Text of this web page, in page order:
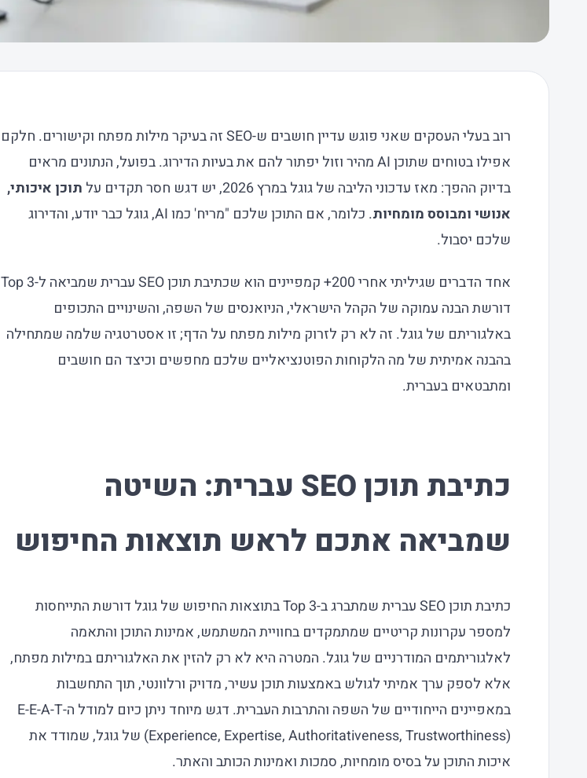
רוב בעלי העסקים שאני פוגש עדיין חושבים ש-SEO זה בעיקר מילות מפתח וקישורים. חלקם
אפילו בטוחים שתוכן AI מהיר וזול יפתור להם את בעיות הדירוג. בפועל, הנתונים מראים
בדיוק ההפך: מאז עדכוני הליבה של גוגל במרץ 2026, יש דגש חסר תקדים על
תוכן איכותי,
אנושי ומבוסס מומחיות
. כלומר, אם התוכן שלכם "מריח' כמו AI, גוגל כבר יודע, והדירוג
שלכם יסבול.
אחד הדברים שגיליתי אחרי 200+ קמפיינים הוא ש
כתיבת תוכן SEO עברית שמביאה ל-Top 3
דורשת הבנה עמוקה של הקהל הישראלי, הניואנסים של השפה, והשינויים התכופים
באלגוריתם של גוגל. זה לא רק לזרוק מילות מפתח על הדף; זו אסטרטגיה שלמה שמתחילה
בהבנה אמיתית של מה הלקוחות הפוטנציאליים שלכם מחפשים וכיצד הם חושבים
ומתבטאים בעברית.
כתיבת תוכן SEO עברית: השיטה
שמביאה אתכם לראש תוצאות החיפוש
כתיבת תוכן SEO עברית שמתברג ב-Top 3 בתוצאות החיפוש של גוגל דורשת התייחסות
למספר עקרונות קריטיים שמתמקדים בחוויית המשתמש, אמינות התוכן והתאמה
לאלגוריתמים המודרניים של גוגל. המטרה היא לא רק להזין את האלגוריתם במילות מפתח,
אלא לספק ערך אמיתי לגולש באמצעות תוכן עשיר, מדויק ורלוונטי, תוך התחשבות
במאפיינים הייחודיים של השפה והתרבות העברית. דגש מיוחד ניתן כיום למודל ה-E-E-A-T
(Experience, Expertise, Authoritativeness, Trustworthiness) של גוגל, שמודד את
איכות התוכן על בסיס מומחיות, סמכות ואמינות הכותב והאתר.